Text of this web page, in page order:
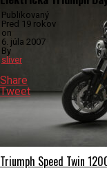
Triumph Speed Twin
Publikovaný
Pred 19 rokov
on
6. júla 2007
By
sliver
Share
Tweet